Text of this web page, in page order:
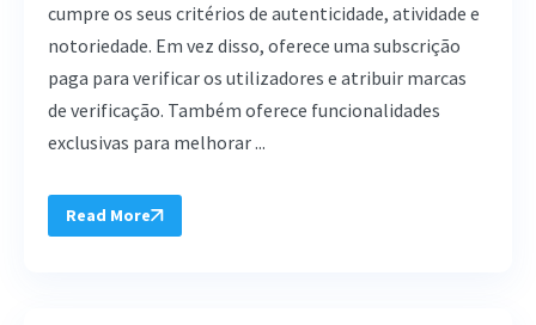
cumpre os seus critérios de autenticidade, atividade e
notoriedade. Em vez disso, oferece uma subscrição
paga para verificar os utilizadores e atribuir marcas
de verificação. Também oferece funcionalidades
exclusivas para melhorar ...
Read More